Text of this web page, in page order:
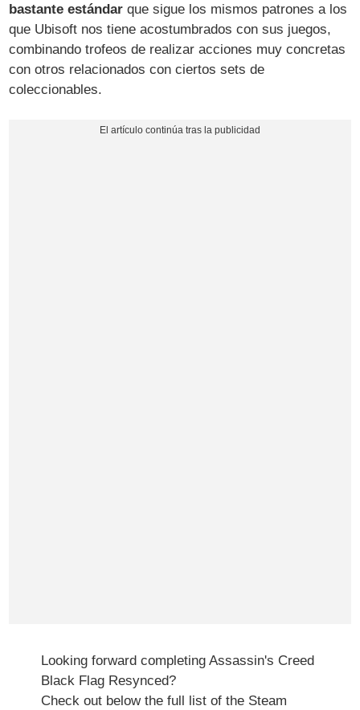
bastante estándar que sigue los mismos patrones a los
que Ubisoft nos tiene acostumbrados con sus juegos,
combinando trofeos de realizar acciones muy concretas
con otros relacionados con ciertos sets de
coleccionables.
Looking forward completing Assassin's Creed
Black Flag Resynced?
Check out below the full list of the Steam